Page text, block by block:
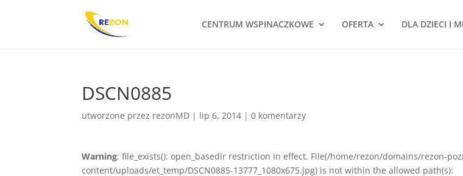
CENTRUM WSPINACZKOWE OFERTA DLA DZIECI I
DSCN0885
utworzone przez rezonMD | lip 6, 2014 |0 komentarzy
Warning: file_exists(): open_basedir restriction in effect. File(/home/rezon/domains/rezon-
content/uploads/et_temp/DSCN0885-13777_1080x675.jpg) is not within the allowed path(s):